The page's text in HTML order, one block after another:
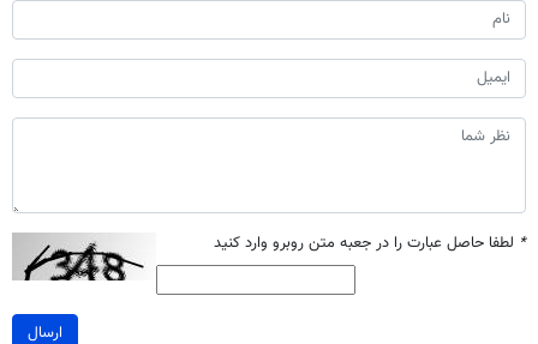
* لطفا حاصل عبارت را در جعبه متن روبرو وارد کنید
ارسال